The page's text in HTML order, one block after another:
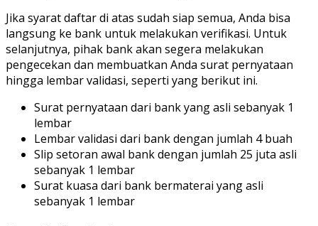
Jika syarat daftar di atas sudah siap semua, Anda bisa
langsung ke bank untuk melakukan verifikasi. Untuk
selanjutnya, pihak bank akan segera melakukan
pengecekan dan membuatkan Anda surat pernyataan
hingga lembar validasi, seperti yang berikut ini.
Surat pernyataan dari bank yang asli sebanyak 1
lembar
Lembar validasi dari bank dengan jumlah 4 buah
Slip setoran awal bank dengan jumlah 25 juta asli
sebanyak 1 lembar
Surat kuasa dari bank bermaterai yang asli
sebanyak 1 lembar